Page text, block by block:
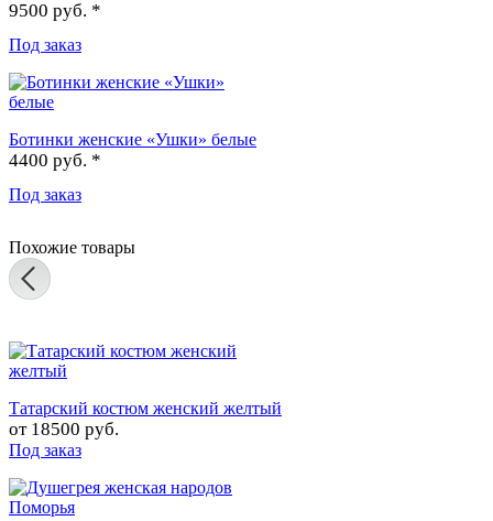
9500 руб. *
Под заказ
Ботинки женские «Ушки» белые
4400 руб. *
Под заказ
Похожие товары
Татарский костюм женский желтый
от 18500 руб.
Под заказ